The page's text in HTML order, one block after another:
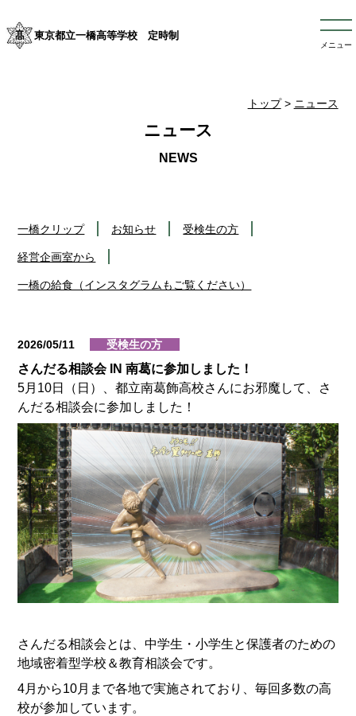
東京都立一橋高等学校 定時制
メニュー
トップ> ニュース
ニュース
一橋クリップ お知らせ 受検生の方
経営企画室から
一橋の給食（インスタグラムもご覧ください）
2026/05/11 受検生の方
さんだる相談会 IN 南葛に参加しました！
5月10日（日）、都立南葛飾高校さんにお邪魔して、さ
んだる相談会に参加しました！
さんだる相談会とは、中学生・小学生と保護者のための
地域密着型学校＆教育相談会です。
4月から10月まで各地で実施されており、毎回多数の高
校が参加しています。